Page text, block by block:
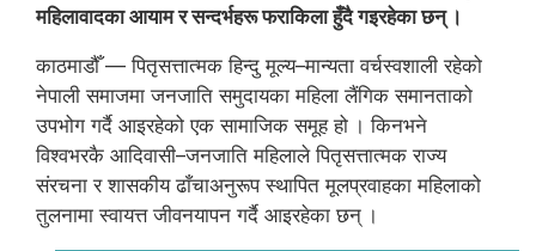
महिलावादका आयाम र सन्दर्भहरू फराकिला हुँदै गइरहेका छन् ।
काठमाडौँ — पितृसत्तात्मक हिन्दु मूल्य–मान्यता वर्चस्वशाली रहेको
नेपाली समाजमा जनजाति समुदायका महिला लैंगिक समानताको
उपभोग गर्दै आइरहेको एक सामाजिक समूह हो । किनभने
विश्वभरकै आदिवासी–जनजाति महिलाले पितृसत्तात्मक राज्य
संरचना र शासकीय ढाँचाअनुरूप स्थापित मूलप्रवाहका महिलाको
तुलनामा स्वायत्त जीवनयापन गर्दै आइरहेका छन् ।